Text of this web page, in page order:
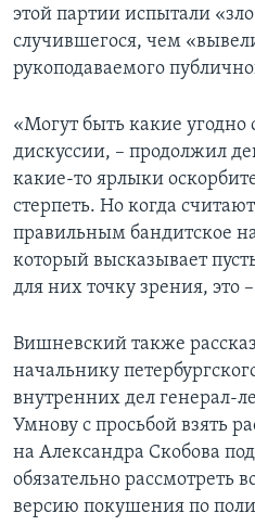
этой партии испытали
случившегося, чем
рукоподаваемого
«Могут быть какие угодно
дискуссии, – продолжил
какие-то ярлыки
стерпеть. Но когда
правильным бандитское
который высказывает
для них точку зрения, это
Вишневский также
начальнику
внутренних дел генерал-
Умнову с просьбой взять
на Александра Скобова
обязательно рассмотреть
версию покушения по